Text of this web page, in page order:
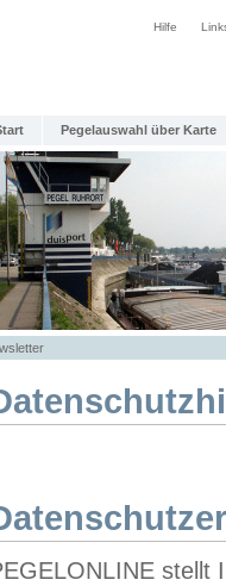
Hilfe
Pegelauswahl über Karte
stellt